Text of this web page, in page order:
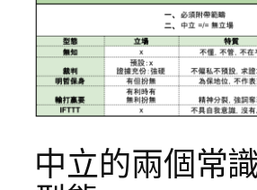
中立的兩個常